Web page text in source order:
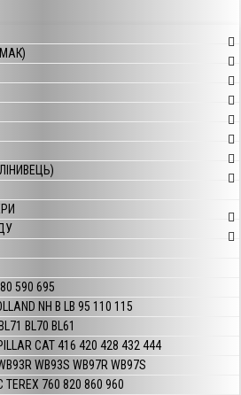
590 695
NH B LB 95 110 115
BL70 BL61
CAT 416 420 428 432 444
WB93S WB97R WB97S
760 820 860 960